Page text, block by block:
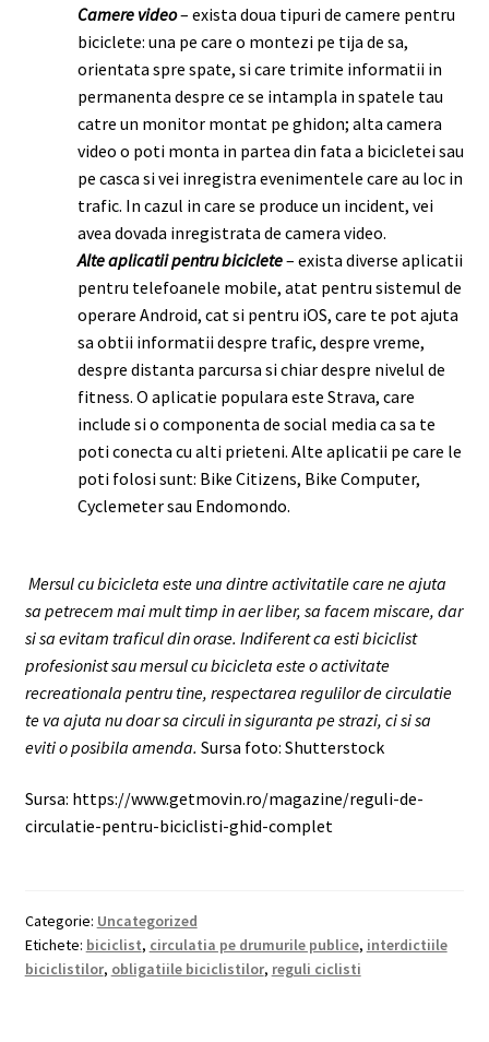
Camere video– exista doua tipuri de camere pentru
biciclete: una pe care o montezi pe tija de sa,
orientata spre spate, si care trimite informatii in
permanenta despre ce se intampla in spatele tau
catre un monitor montat pe ghidon; alta camera
video o poti monta in partea din fata a bicicletei sau
pe casca si vei inregistra evenimentele care au loc in
trafic. In cazul in care se produce un incident, vei
avea dovada inregistrata de camera video.
Alte aplicatii pentru biciclete– exista diverse aplicatii
pentru telefoanele mobile, atat pentru sistemul de
operare Android, cat si pentru iOS, care te pot ajuta
sa obtii informatii despre trafic, despre vreme,
despre distanta parcursa si chiar despre nivelul de
fitness. O aplicatie populara este Strava, care
include si o componenta de social media ca sa te
poti conecta cu alti prieteni. Alte aplicatii pe care le
poti folosi sunt: Bike Citizens, Bike Computer,
Cyclemeter sau Endomondo.
Mersul cu bicicleta este una dintre activitatile care ne ajuta
sa petrecem mai mult timp in aer liber, sa facem miscare, dar
si sa evitam traficul din orase. Indiferent ca esti biciclist
profesionist sau mersul cu bicicleta este o activitate
recreationala pentru tine, respectarea regulilor de circulatie
te va ajuta nu doar sa circuli in siguranta pe strazi, ci si sa
eviti o posibila amenda. Sursa foto: Shutterstock
Sursa: https://www.getmovin.ro/magazine/reguli-de-
circulatie-pentru-biciclisti-ghid-complet
Categorie: Uncategorized
Etichete: biciclist, circulatia pe drumurile publice, interdictiile
biciclistilor, obligatiile biciclistilor, reguli ciclisti